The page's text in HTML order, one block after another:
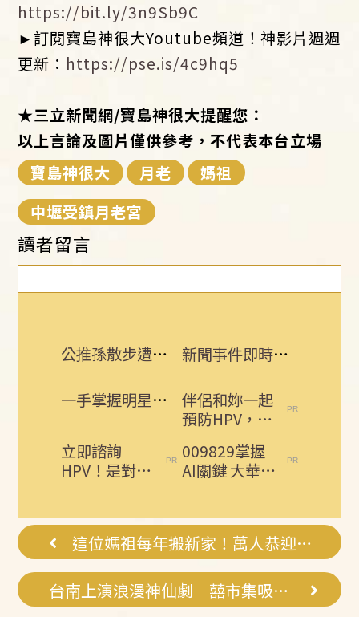
https://bit.ly/3n9Sb9C
►訂閱寶島神很大Youtube頻道！神影片週週
更新： https://pse.is/4c9hq5
★三立新聞網/寶島神很大提醒您：
以上言論及圖片僅供參考，不代表本台立場
寶島神很大
月老
媽祖
中壢受鎮月老宮
讀者留言
公推孫散步遭撞亡 女慟:沒有爸爸的父親節 新聞事件即時更新 所有消息一手掌握！
一手掌握明星動態 即刻下載娛樂星聞APP
伴侶和妳一起
預防HPV，才
有資格說愛
妳！
立即諮詢
HPV！是對自
在不嫌晚...
009829掌握
AI關鍵 大華韓
這位媽祖每年搬新家！萬人恭迎六房媽搬家
台南上演浪漫神仙劇 囍市集吸引人潮